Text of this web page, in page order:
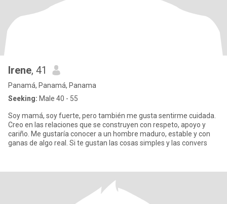
Irene, 41
Panamá, Panamá, Panama
Seeking: Male 40 - 55
Soy mamá, soy fuerte, pero también me gusta sentirme cuidada.
Creo en las relaciones que se construyen con respeto, apoyo y
cariño. Me gustaría conocer a un hombre maduro, estable y con
ganas de algo real. Si te gustan las cosas simples y las convers